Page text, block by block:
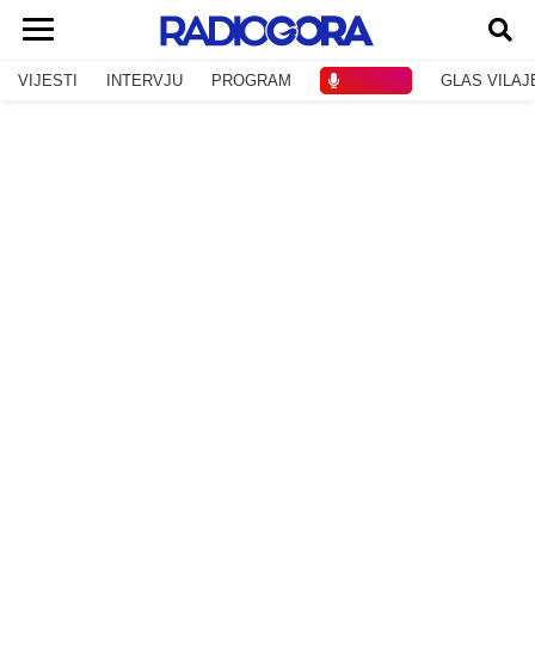
VIJESTI INTERVJU PROGRAM GLAS